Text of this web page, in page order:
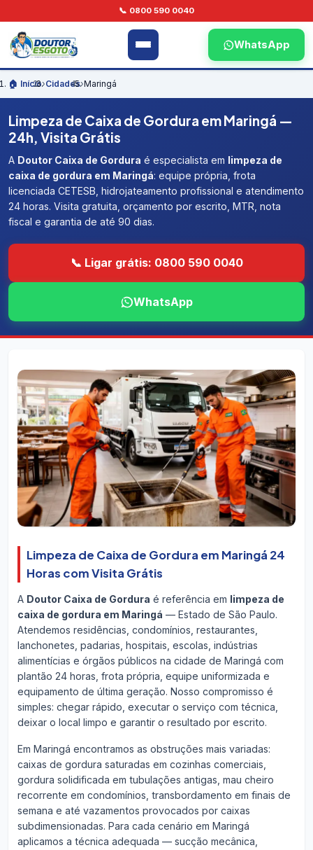
📞 0800 590 0040
WhatsApp
🏠 Início›Cidades›Maringá
Limpeza de Caixa de Gordura em Maringá —
24h, Visita Grátis
A Doutor Caixa de Gordura é especialista em limpeza de
caixa de gordura em Maringá: equipe própria, frota
licenciada CETESB, hidrojateamento profissional e atendimento
24 horas. Visita gratuita, orçamento por escrito, MTR, nota
fiscal e garantia de até 90 dias.
📞 Ligar grátis: 0800 590 0040
WhatsApp
Limpeza de Caixa de Gordura em Maringá 24
Horas com Visita Grátis
A Doutor Caixa de Gordura é referência em limpeza de
caixa de gordura em Maringá — Estado de São Paulo.
Atendemos residências, condomínios, restaurantes,
lanchonetes, padarias, hospitais, escolas, indústrias
alimentícias e órgãos públicos na cidade de Maringá com
plantão 24 horas, frota própria, equipe uniformizada e
equipamento de última geração. Nosso compromisso é
simples: chegar rápido, executar o serviço com técnica,
deixar o local limpo e garantir o resultado por escrito.
Em Maringá encontramos as obstruções mais variadas:
caixas de gordura saturadas em cozinhas comerciais,
gordura solidificada em tubulações antigas, mau cheiro
recorrente em condomínios, transbordamento em finais de
semana e até vazamentos provocados por caixas
subdimensionadas. Para cada cenário em Maringá
aplicamos a técnica adequada — sucção mecânica,